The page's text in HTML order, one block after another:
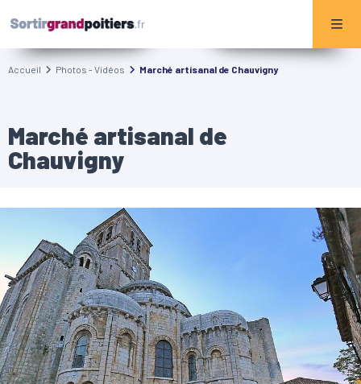
Accueil Photos - Vidéos Marché artisanal de Chauvigny
Marché artisanal de
Chauvigny